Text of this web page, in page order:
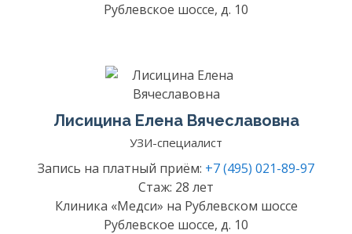
Рублевское шоссе, д. 10
Лисицина Елена Вячеславовна
УЗИ-специалист
Запись на платный приём: +7 (495) 021-89-97
Стаж: 28 лет
Клиника «Медси» на Рублевском шоссе
Рублевское шоссе, д. 10